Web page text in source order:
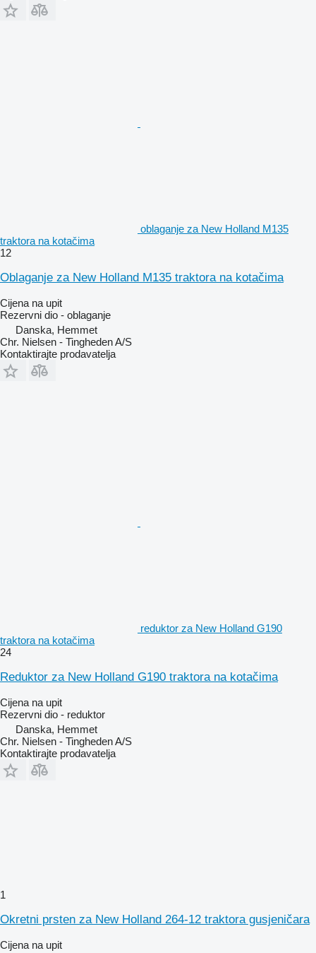
oblaganje za New Holland M135
traktora na kotačima
12
Oblaganje za New Holland M135 traktora na kotačima
Cijena na upit
Rezervni dio - oblaganje
Danska, Hemmet
Chr. Nielsen - Tingheden A/S
Kontaktirajte prodavatelja
reduktor za New Holland G190
traktora na kotačima
24
Reduktor za New Holland G190 traktora na kotačima
Cijena na upit
Rezervni dio - reduktor
Danska, Hemmet
Chr. Nielsen - Tingheden A/S
Kontaktirajte prodavatelja
1
Okretni prsten za New Holland 264-12 traktora gusjeničara
Cijena na upit